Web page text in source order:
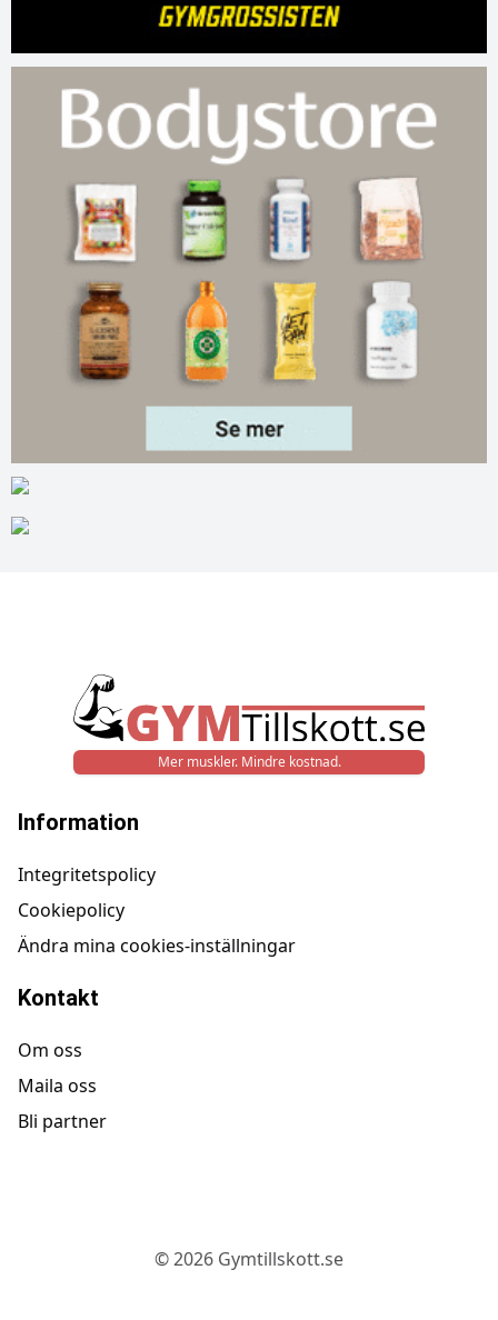
Mer muskler. Mindre kostnad.
Information
Integritetspolicy
Cookiepolicy
Ändra mina cookies-inställningar
Kontakt
Om oss
Maila oss
Bli partner
©2026 Gymtillskott.se